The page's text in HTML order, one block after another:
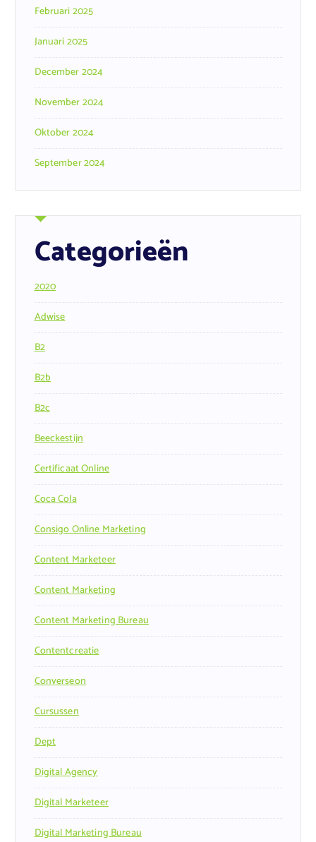
Februari 2025
Januari 2025
December 2024
November 2024
Oktober 2024
September 2024
Categorieën
2020
Adwise
B2
B2b
B2c
Beeckestijn
Certificaat Online
Coca Cola
Consigo Online Marketing
Content Marketeer
Content Marketing
Content Marketing Bureau
Contentcreatie
Converseon
Cursussen
Dept
Digital Agency
Digital Marketeer
Digital Marketing Bureau